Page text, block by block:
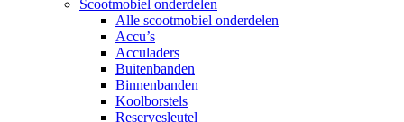
Scootmobiel onderdelen
Alle scootmobiel onderdelen
Accu’s
Acculaders
Buitenbanden
Binnenbanden
Koolborstels
Reservesleutel